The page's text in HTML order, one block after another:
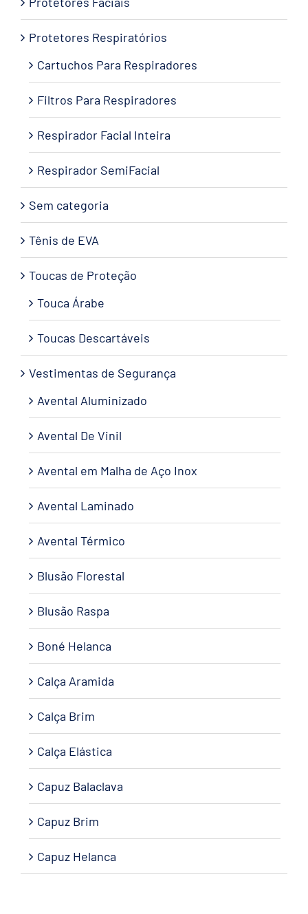
Protetores Respiratórios
Cartuchos Para Respiradores
Filtros Para Respiradores
Respirador Facial Inteira
Respirador SemiFacial
Sem categoria
Tênis de EVA
Toucas de Proteção
Touca Árabe
Toucas Descartáveis
Vestimentas de Segurança
Avental Aluminizado
Avental De Vinil
Avental em Malha de Aço Inox
Avental Laminado
Avental Térmico
Blusão Florestal
Blusão Raspa
Boné Helanca
Calça Aramida
Calça Brim
Calça Elástica
Capuz Balaclava
Capuz Brim
Capuz Helanca